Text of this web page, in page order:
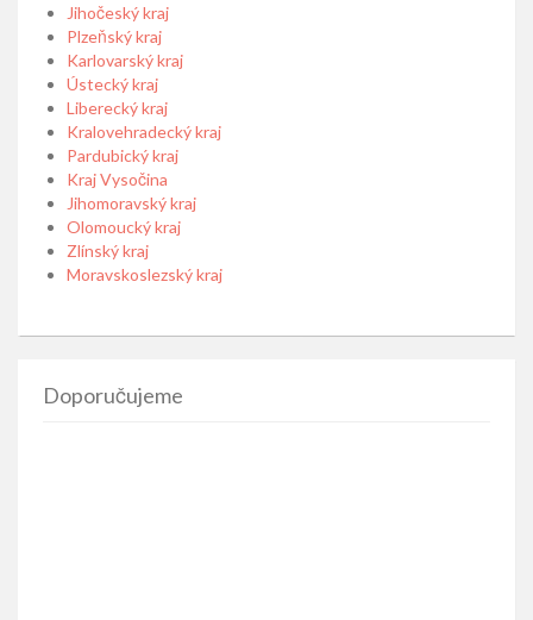
Jihočeský kraj
Plzeňský kraj
Karlovarský kraj
Ústecký kraj
Liberecký kraj
Kralovehradecký kraj
Pardubický kraj
Kraj Vysočina
Jihomoravský kraj
Olomoucký kraj
Zlínský kraj
Moravskoslezský kraj
Doporučujeme